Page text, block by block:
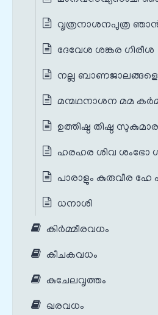
വൃത്രനാശനപുത്ര
ദേവേശ ശങ്കര ഗിരീശ
നല്ല
മന്മഥനാശന മമ
ഉത്തിഷ്ഠ തിഷ്ഠ
ഹരഹര ശിവ ശംഭോ
പാരാളും കുരുവീര
ധനാശി
കിർമ്മീരവധം
കീചകവധം
കുചേലവൃത്തം
ഖരവധം